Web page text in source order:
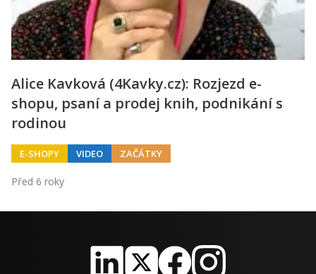
Alice Kavková (4Kavky.cz): Rozjezd e-
shopu, psaní a prodej knih, podnikání s
rodinou
E-SHOPY VIDEO ZAČÁTKY
Před 6 roky